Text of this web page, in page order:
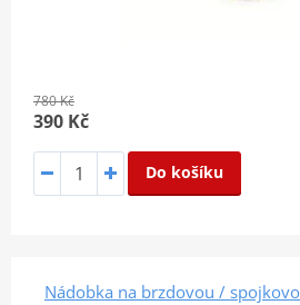
780 Kč
390 Kč
Do košíku
Nádobka na brzdovou /